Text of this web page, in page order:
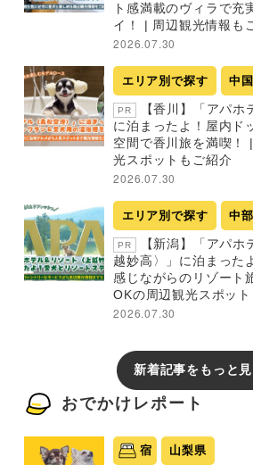
ト感満載のヴィラで充
イ！ | 周辺観光情報も
2026.07.30
エリア別で探す 中
PR
【香川】「アパホ
に泊まったよ！屋内ド
空間で香川旅を満喫！
光スポットもご紹介
2026.07.30
エリア別で探す 中部
PR
【新潟】「アパホ
越妙高〉」に泊まった
感じながらのリゾート
OKの周辺観光スポッ
2026.07.30
新着記事をもっと
おでかけレポート
宿 山梨県